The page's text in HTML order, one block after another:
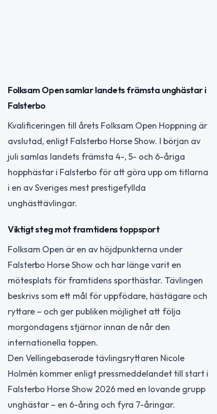
Folksam Open samlar landets främsta unghästar i
Falsterbo
Kvalificeringen till årets Folksam Open Hoppning är
avslutad, enligt Falsterbo Horse Show. I början av
juli samlas landets främsta 4-, 5- och 6-åriga
hopphästar i Falsterbo för att göra upp om titlarna
i en av Sveriges mest prestigefyllda
unghästtävlingar.
Viktigt steg mot framtidens toppsport
Folksam Open är en av höjdpunkterna under
Falsterbo Horse Show och har länge varit en
mötesplats för framtidens sporthästar. Tävlingen
beskrivs som ett mål för uppfödare, hästägare och
ryttare – och ger publiken möjlighet att följa
morgondagens stjärnor innan de når den
internationella toppen.
Den Vellingebaserade tävlingsryttaren Nicole
Holmén kommer enligt pressmeddelandet till start i
Falsterbo Horse Show 2026 med en lovande grupp
unghästar – en 6-åring och fyra 7-åringar.